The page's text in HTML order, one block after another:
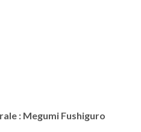
: Megumi Fushiguro